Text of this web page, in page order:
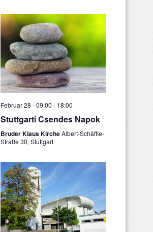
Februar 28 - 09:00 - 18:00
Stuttgarti Csendes Napok
Bruder Klaus KircheAlbert-Schäffle-
Straße 30, Stuttgart